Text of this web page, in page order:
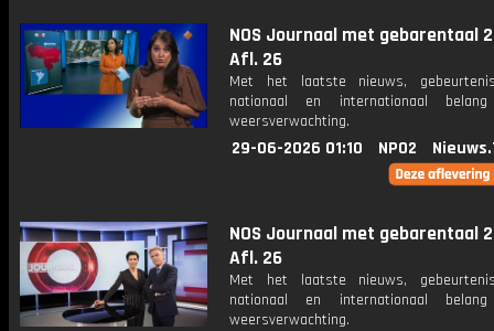
NOS Journaal met gebarentaal
Afl. 26
Met het laatste nieuws,
nationaal en internationaal
weersverwachting.
29-06-2026 01:10 NPO2
NOS Journaal met gebarentaal
Afl. 26
Met het laatste nieuws,
nationaal en internationaal
weersverwachting.